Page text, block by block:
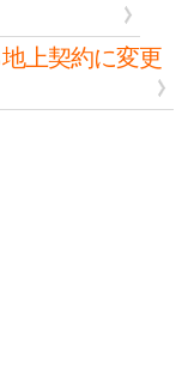
上契約に変更